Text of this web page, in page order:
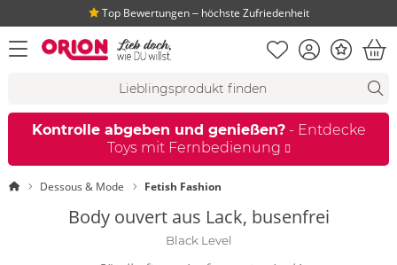
Top Bewertungen ‒ höchste Zufriedenheit
Menü öffnen Merkliste
KontoBonus
Kontrolle abgeben und genießen?- Entdecke
Toys mit Fernbedienung
StartseiteDessous & Mode Fetish Fashion
Body ouvert aus Lack, busenfrei
Black Level